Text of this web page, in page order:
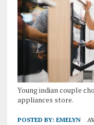
Young indian couple
appliances store.
POSTED BY: EMELYN